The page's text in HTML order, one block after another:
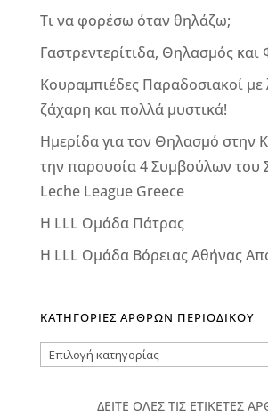
Τι να φορέσω όταν θηλάζω;
Γαστρεντερίτιδα, Θηλασμός και
Κουραμπιέδες Παραδοσιακοί με
ζάχαρη και πολλά μυστικά!
Ημερίδα για τον Θηλασμό στην
την παρουσία 4 Συμβούλων του
Leche League Greece
Η LLL Ομάδα Πάτρας
Η LLL Ομάδα Βόρειας Αθήνας
ΚΑΤΗΓΟΡΙΕΣ ΑΡΘΡΩΝ ΠΕΡΙΟΔΙΚΟΥ
ΚΑΤΗΓΟΡΙΕΣ
ΠΕΡΙΟΔΙΚΟΥΔΕΙΤΕ ΟΛΕΣ ΤΙΣ ΕΤΙΚΕΤΕΣ